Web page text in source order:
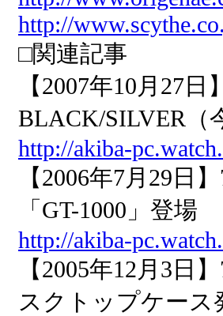
http://
□関連記事
【2007年10月27日
BLACK/SILVER（
http://akiba-
【2006年7月29日
「GT-1000」登場
http://akiba-
【2005年12月3
スクトップケース